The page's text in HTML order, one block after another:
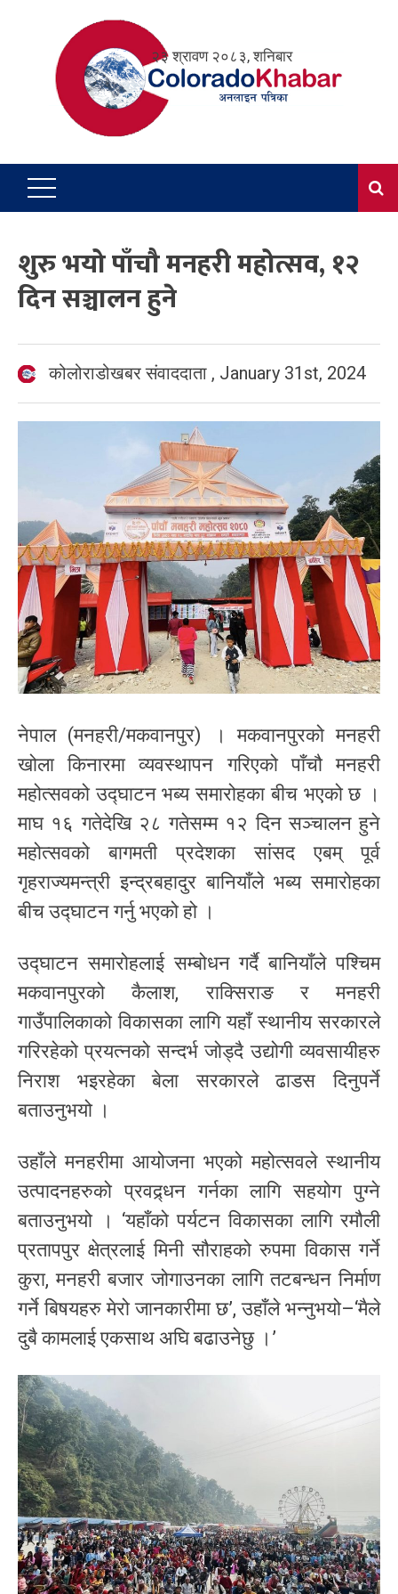
२३ श्रावण २०८३, शनिबार
शुरु भयो पाँचौ मनहरी महोत्सव, १२
दिन सञ्चालन हुने
कोलोराडोखबर संवाददाता , January 31st, 2024
नेपाल (मनहरी/मकवानपुर) । मकवानपुरको मनहरी
खोला किनारमा व्यवस्थापन गरिएको पाँचौ मनहरी
महोत्सवको उद्घाटन भब्य समारोहका बीच भएको छ ।
माघ १६ गतेदेखि २८ गतेसम्म १२ दिन सञ्चालन हुने
महोत्सवको बागमती प्रदेशका सांसद एबम् पूर्व
गृहराज्यमन्त्री इन्द्रबहादुर बानियाँले भब्य समारोहका
बीच उद्घाटन गर्नु भएको हो ।
उद्घाटन समारोहलाई सम्बोधन गर्दै बानियाँले पश्चिम
मकवानपुरको कैलाश, राक्सिराङ र मनहरी
गाउँपालिकाको विकासका लागि यहाँ स्थानीय सरकारले
गरिरहेको प्रयत्नको सन्दर्भ जोड्दै उद्योगी व्यवसायीहरु
निराश भइरहेका बेला सरकारले ढाडस दिनुपर्ने
बताउनुभयो ।
उहाँले मनहरीमा आयोजना भएको महोत्सवले स्थानीय
उत्पादनहरुको प्रवद्र्धन गर्नका लागि सहयोग पुग्ने
बताउनुभयो । ‘यहाँको पर्यटन विकासका लागि रमौली
प्रतापपुर क्षेत्रलाई मिनी सौराहको रुपमा विकास गर्ने
कुरा, मनहरी बजार जोगाउनका लागि तटबन्धन निर्माण
गर्ने बिषयहरु मेरो जानकारीमा छ’, उहाँले भन्नुभयो–‘मैले
दुबै कामलाई एकसाथ अघि बढाउनेछु ।’